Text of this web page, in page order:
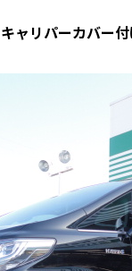
ャリパーカバー付